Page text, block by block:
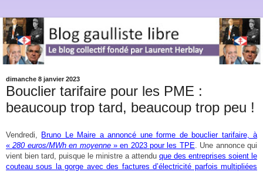
dimanche 8 janvier 2023
Bouclier tarifaire pour les PME :
beaucoup trop tard, beaucoup trop peu !
Vendredi, Bruno Le Maire a annoncé une forme de bouclier tarifaire, à
«280 euros/MWh en moyenne» en 2023 pour les TPE. Une annonce qui
vient bien tard, puisque le ministre a attendu que des entreprises soient le
couteau sous la gorge avec des factures d’électricité parfois multipliées